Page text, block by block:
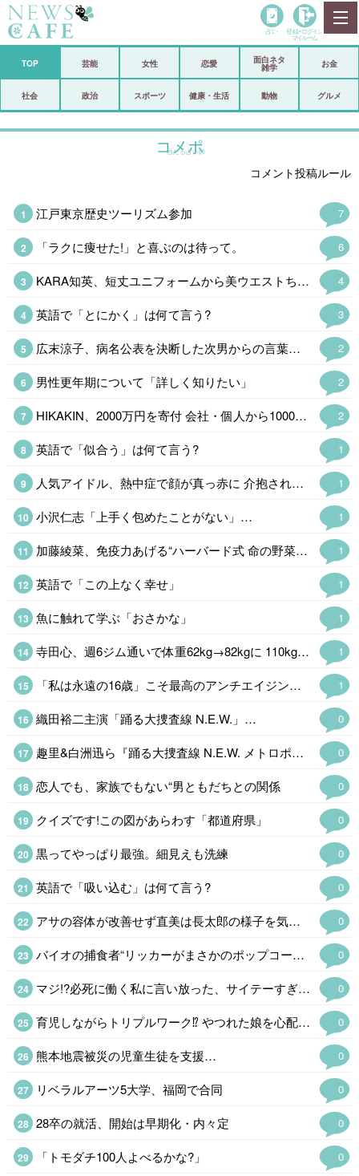
政治
スポーツ
コメントポスト
リリース ショップ
当たる占い師
占い 登録• ログイン
マイルーム
TOP 芸能 女性 恋愛
面白ネタ
雑学
お金
社会 政治 スポーツ 健康・生活 動物 グルメ
コメポ
コメント投稿ルール
7
江戸東京歴史ツーリズム参加
6
「ラクに痩せた!」と喜ぶのは待って。
4
KARA知英、短丈ユニフォームから美ウエストちらり「脚長すぎてびっくり」
3
英語で「とにかく」は何て言う?
2
広末涼子、病名公表を決断した次男からの言葉「言い訳にするのも嫌だった」
2
男性更年期について「詳しく知りたい」
2
HIKAKIN、2000万円を寄付 会社・個人から1000万&1万4400本の…
1
英語で「似合う」は何て言う?
1
人気アイドル、熱中症で顔が真っ赤に 介抱される様子公開「苦しそう」
1
小沢仁志「上手く包めたことがない」…
1
加藤綾菜、免疫力あげる“ハーバード式 命の野菜スープ公開「野菜たっぷりで…
1
英語で「この上なく幸せ」
1
魚に触れて学ぶ「おさかな」
1
寺田心、週6ジム通いで体重62kg→82kgに 110kgのベンチプレス…
1
「私は永遠の16歳」こそ最高のアンチエイジング!…
0
織田裕二主演「踊る大捜査線 N.E.W.」…
0
趣里&白洲迅ら『踊る大捜査線 N.E.W. メトロポリスを駆け抜けろ!
0
恋人でも、家族でもない“男ともだちとの関係
0
クイズです!この図があらわす「都道府県」
0
黒ってやっぱり最強。細見えも洗練
0
英語で「吸い込む」は何て言う?
0
アサの容体が改善せず直美は長太郎の様子を気にする
0
バイオの捕食者“リッカーがまさかのポップコーンバケツ化!
0
マジ!?必死に働く私に言い放った、サイテーすぎる夫のマウント発言
0
育児しながらトリプルワーク⁉ やつれた娘を心配する母。
0
熊本地震被災の児童生徒を支援…
0
リベラルアーツ5大学、福岡で合同
0
28卒の就活、開始は早期化・内々定
0
「トモダチ100人よべるかな?」